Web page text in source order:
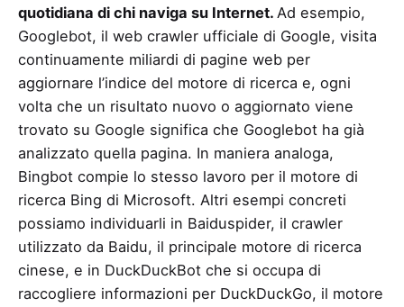
quotidiana di chi naviga su Internet. Ad esempio,
Googlebot, il web crawler ufficiale di Google, visita
continuamente miliardi di pagine web per
aggiornare l’indice del motore di ricerca e, ogni
volta che un risultato nuovo o aggiornato viene
trovato su Google significa che Googlebot ha già
analizzato quella pagina. In maniera analoga,
Bingbot compie lo stesso lavoro per il motore di
ricerca Bing di Microsoft. Altri esempi concreti
possiamo individuarli in Baiduspider, il crawler
utilizzato da Baidu, il principale motore di ricerca
cinese, e in DuckDuckBot che si occupa di
raccogliere informazioni per DuckDuckGo, il motore